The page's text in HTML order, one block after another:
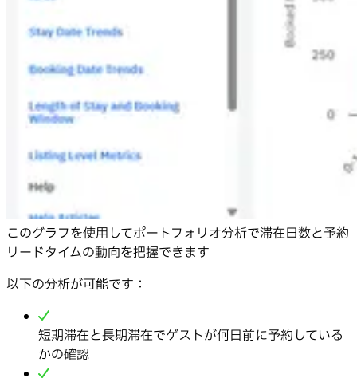
このグラフを使用してポートフォリオ分析で滞在日数と予約
リードタイムの動向を把握できます
以下の分析が可能です：
短期滞在と長期滞在でゲストが何日前に予約している
かの確認